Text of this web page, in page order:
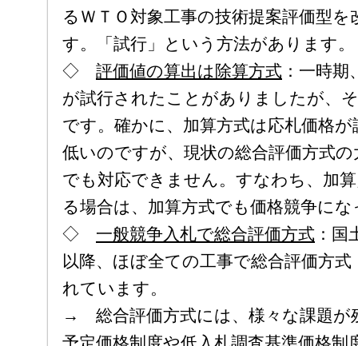
るＷＴＯ対象工事の技術提案評価型
す。「試行」という方法があります。
◇ 評価値の算出は除算方式 ：一時
が試行されたことがありましたが、
です。確かに、加算方式は応札価格
低いのですが、現状の総合評価方式
でも対応できません。すなわち、加
る場合は、加算方式でも価格競争に
◇ 一般競争入札で総合評価方式 ：
以降、ほぼ全ての工事で総合評価方
れています。
→ 総合評価方式には、様々な課題が